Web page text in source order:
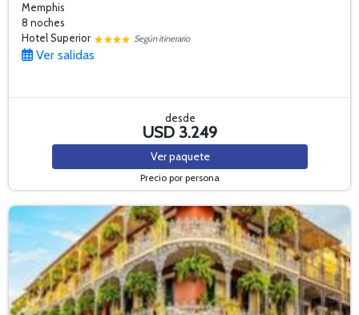
Memphis
8 noches
Hotel Superior
Según itinerario
Ver salidas
desde
USD 3.249
Verpaquete
Precio por persona